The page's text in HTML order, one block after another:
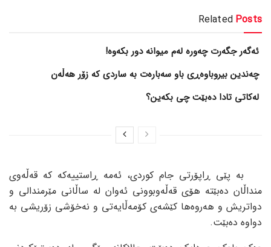
Related Posts
ئەگەر جگەرت چەورە لەم میوانە دور بکەوە!
چەندین بیروباوەڕی باو سەبارەت بە ساردی کە زۆر هەڵەن
لەکاتی تادا دەبێت چی بکەین؟
بە پێی ڕاپۆرتی جام کوردی، ئەمە ڕاستییەکە کە قەڵەوی
منداڵان دەبێتە هۆی قەڵەوبوونی ئەوان لە ساڵانی مێرمندالی و
دواتریش و هەروەها کێشەی کۆمەڵایەتی و نەخۆشی زۆریشی بە
دواوە دەبێت.